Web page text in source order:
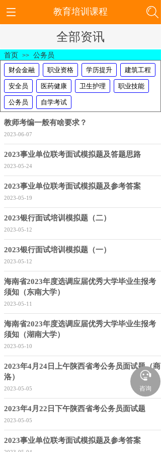
全部资讯
首页 >> 公务员
财会金融 职业资格 学历提升 建筑工程
安全员 医药健康 卫生护理 职业技能
公务员 自学考试
教师考编一般有啥要求？
2023-06-07
2023事业单位联考面试模拟题及答题思路
2023-05-24
2023事业单位联考面试模拟题及参考答案
2023-05-19
2023银行面试培训模拟题（二）
2023-05-12
2023银行面试培训模拟题（一）
2023-05-12
海南省2023年度选调应届优秀大学毕业生报考
须知（东南大学）
2023-05-11
海南省2023年度选调应届优秀大学毕业生报考
须知（湖南大学）
2023-05-10
2023年4月24日上午陕西省考公务员面试题（商
洛）
2023-05-05
2023年4月22日下午陕西省考公务员面试题
2023-05-05
2023事业单位联考面试模拟题及参考答案
教育培训课程
咨询